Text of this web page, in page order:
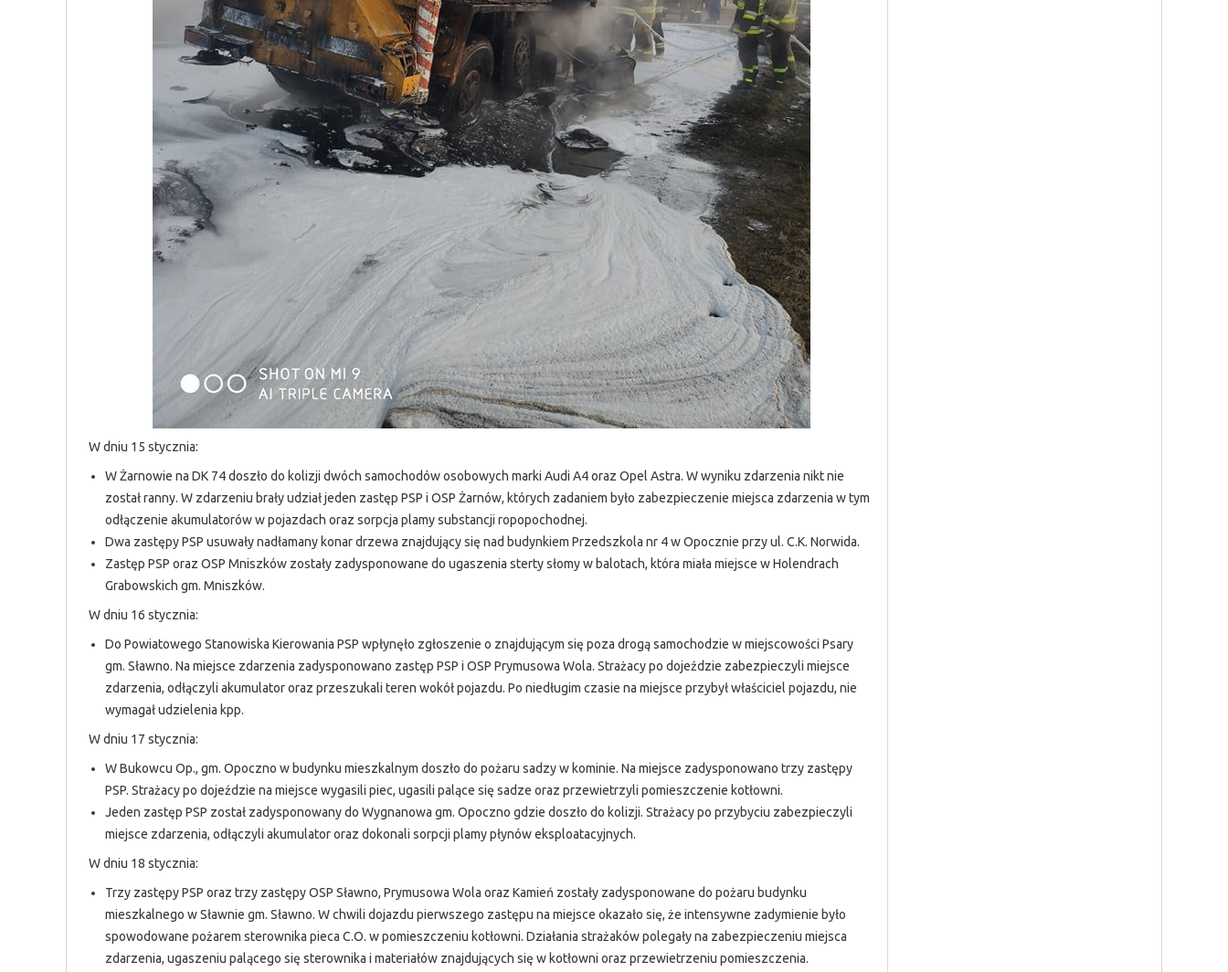
W dniu 15 stycznia:
W Żarnowie na DK 74 doszło do kolizji dwóch samochodów osobowych marki Audi A4 oraz Opel Astra. W wyniku zdarzenia nikt nie
został ranny. W zdarzeniu brały udział jeden zastęp PSP i OSP Żarnów, których zadaniem było zabezpieczenie miejsca zdarzenia w tym
odłączenie akumulatorów w pojazdach oraz sorpcja plamy substancji ropopochodnej.
Dwa zastępy PSP usuwały nadłamany konar drzewa znajdujący się nad budynkiem Przedszkola nr 4 w Opocznie przy ul. C.K. Norwida.
Zastęp PSP oraz OSP Mniszków zostały zadysponowane do ugaszenia sterty słomy w balotach, która miała miejsce w Holendrach
Grabowskich gm. Mniszków.
W dniu 16 stycznia:
Do Powiatowego Stanowiska Kierowania PSP wpłynęło zgłoszenie o znajdującym się poza drogą samochodzie w miejscowości Psary
gm. Sławno. Na miejsce zdarzenia zadysponowano zastęp PSP i OSP Prymusowa Wola. Strażacy po dojeździe zabezpieczyli miejsce
zdarzenia, odłączyli akumulator oraz przeszukali teren wokół pojazdu. Po niedługim czasie na miejsce przybył właściciel pojazdu, nie
wymagał udzielenia kpp.
W dniu 17 stycznia:
W Bukowcu Op., gm. Opoczno w budynku mieszkalnym doszło do pożaru sadzy w kominie. Na miejsce zadysponowano trzy zastępy
PSP. Strażacy po dojeździe na miejsce wygasili piec, ugasili palące się sadze oraz przewietrzyli pomieszczenie kotłowni.
Jeden zastęp PSP został zadysponowany do Wygnanowa gm. Opoczno gdzie doszło do kolizji. Strażacy po przybyciu zabezpieczyli
miejsce zdarzenia, odłączyli akumulator oraz dokonali sorpcji plamy płynów eksploatacyjnych.
W dniu 18 stycznia:
Trzy zastępy PSP oraz trzy zastępy OSP Sławno, Prymusowa Wola oraz Kamień zostały zadysponowane do pożaru budynku
mieszkalnego w Sławnie gm. Sławno. W chwili dojazdu pierwszego zastępu na miejsce okazało się, że intensywne zadymienie było
spowodowane pożarem sterownika pieca C.O. w pomieszczeniu kotłowni. Działania strażaków polegały na zabezpieczeniu miejsca
zdarzenia, ugaszeniu palącego się sterownika i materiałów znajdujących się w kotłowni oraz przewietrzeniu pomieszczenia.